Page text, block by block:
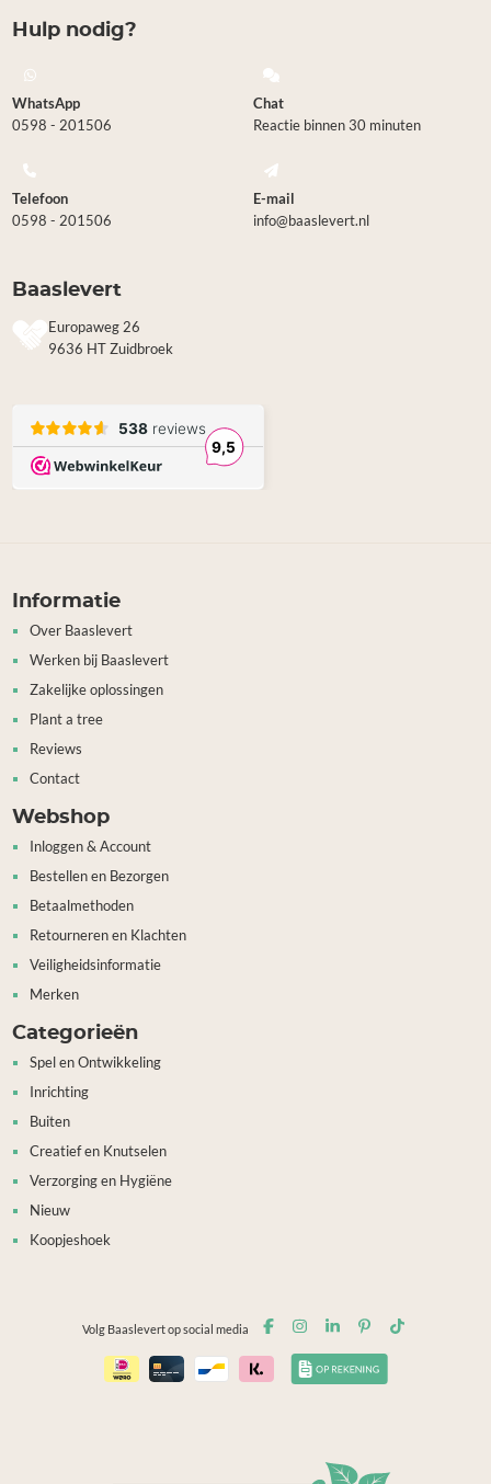
Hulp nodig?
WhatsApp
0598 - 201506
Chat
Reactie binnen 30 minuten
Telefoon
0598 - 201506
E-mail
info@baaslevert.nl
Baaslevert
Europaweg 26
9636 HT Zuidbroek
Informatie
Over Baaslevert
Werken bij Baaslevert
Zakelijke oplossingen
Plant a tree
Reviews
Contact
Webshop
Inloggen & Account
Bestellen en Bezorgen
Betaalmethoden
Retourneren en Klachten
Veiligheidsinformatie
Merken
Categorieën
Spel en Ontwikkeling
Inrichting
Buiten
Creatief en Knutselen
Verzorging en Hygiëne
Nieuw
Koopjeshoek
Volg Baaslevert op social media